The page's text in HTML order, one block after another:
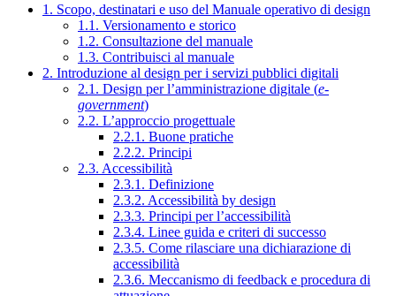
1. Scopo, destinatari e uso del Manuale operativo di design
1.1. Versionamento e storico
1.2. Consultazione del manuale
1.3. Contribuisci al manuale
2. Introduzione al design per i servizi pubblici digitali
2.1. Design per l’amministrazione digitale (e-
government)
2.2. L’approccio progettuale
2.2.1. Buone pratiche
2.2.2. Principi
2.3. Accessibilità
2.3.1. Definizione
2.3.2. Accessibilità by design
2.3.3. Principi per l’accessibilità
2.3.4. Linee guida e criteri di successo
2.3.5. Come rilasciare una dichiarazione di
accessibilità
2.3.6. Meccanismo di feedback e procedura di